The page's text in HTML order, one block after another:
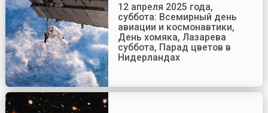
12 апреля 2025 года,
суббота: Всемирный день
авиации и космонавтики,
День хомяка, Лазарева
суббота, Парад цветов в
Нидерландах